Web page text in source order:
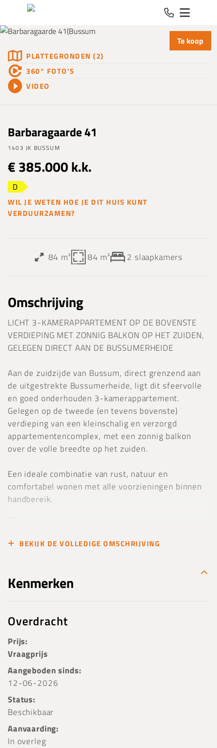
Spring naar inhoud
Te koop
PLATTEGRONDEN (2)
360° FOTO'S
VIDEO
Barbaragaarde 41
1403 JK BUSSUM
€ 385.000 k.k.
D
WIL JE WETEN HOE JE DIT HUIS KUNT
VERDUURZAMEN?
84 m² 84 m² 2 slaapkamers
Omschrijving
LICHT 3-KAMERAPPARTEMENT OP DE BOVENSTE
VERDIEPING MET ZONNIG BALKON OP HET ZUIDEN,
GELEGEN DIRECT AAN DE BUSSUMERHEIDE
Aan de zuidzijde van Bussum, direct grenzend aan
de uitgestrekte Bussumerheide, ligt dit sfeervolle
en goed onderhouden 3-kamerappartement.
Gelegen op de tweede (en tevens bovenste)
verdieping van een kleinschalig en verzorgd
appartementencomplex, met een zonnig balkon
over de volle breedte op het zuiden.
Een ideale combinatie van rust, natuur en
comfortabel wonen met alle voorzieningen binnen
handbereik.
...
BEKIJK DE VOLLEDIGE OMSCHRIJVING
Kenmerken
Overdracht
Prijs:
Vraagprijs
Aangeboden sinds:
12-06-2026
Status:
Beschikbaar
Aanvaarding:
In overleg